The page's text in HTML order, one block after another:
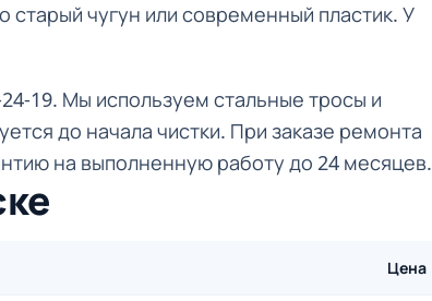
чугун или современный пластик. У
19. Мы используем стальные тросы и
до начала чистки. При заказе ремонта
на выполненную работу до 24 месяцев.
Цена